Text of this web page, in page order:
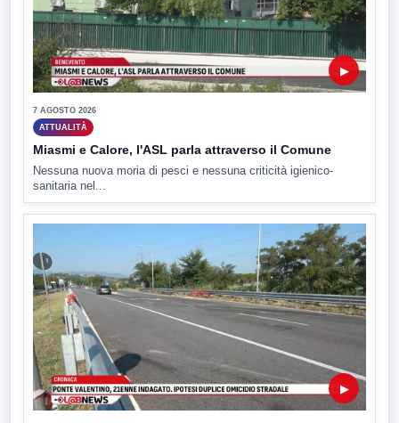
▶
7 AGOSTO 2026
ATTUALITÀ
Miasmi e Calore, l'ASL parla attraverso il Comune
Nessuna nuova moria di pesci e nessuna criticità igienico-
sanitaria nel...
▶